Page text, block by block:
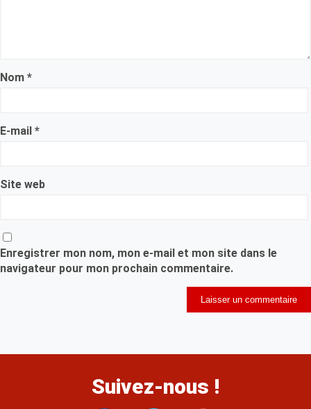
Nom *
E-mail *
Site web
Enregistrer mon nom, mon e-mail et mon site dans le
navigateur pour mon prochain commentaire.
Suivez-nous !